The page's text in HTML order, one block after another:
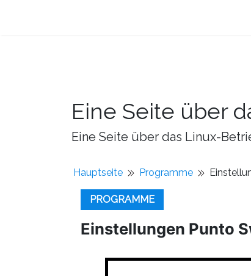
Eine Seite über
Eine Seite über das Linux-
Hauptseite Programme
PROGRAMME
Einstellungen Punto